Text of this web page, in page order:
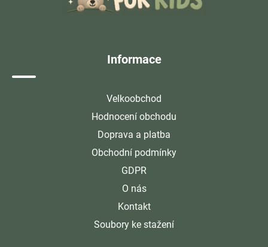
Informace
Velkoobchod
Hodnocení obchodu
Doprava a platba
Obchodní podmínky
GDPR
O nás
Kontakt
Soubory ke stažení